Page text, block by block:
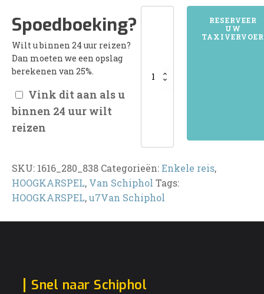
Spoedboeking?
Wilt u binnen 24 uur reizen?
Dan moeten we een opslag
berekenen van 25%.
Vink dit aan als u
binnen 24 uur wilt
reizen
1616HOOGKARSPEL
RESERVEER
UW
TAXIVERVOER
SKU: 1616_280_838 Categorieën:Enkele reis,
HOOGKARSPEL, Van Schiphol Tags:
HOOGKARSPEL,u7Van Schiphol
Snel naar Schiphol